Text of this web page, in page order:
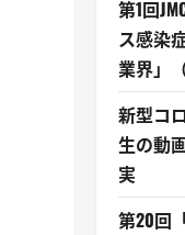
第1回
ス感染
業界」
新型コ
生の動
実
第20回